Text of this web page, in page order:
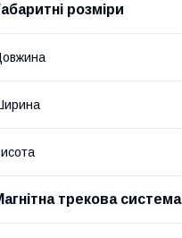
розміри
трекова система